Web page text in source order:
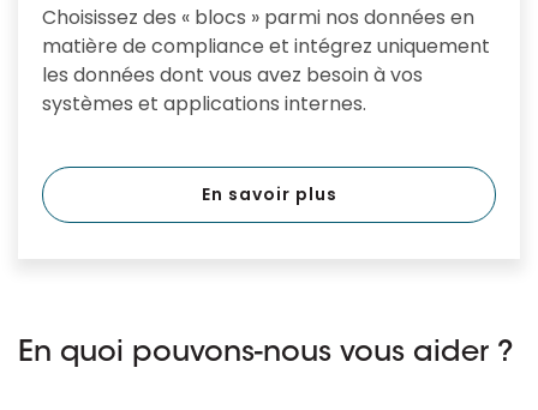
Choisissez des « blocs » parmi nos données en
matière de compliance et intégrez uniquement
les données dont vous avez besoin à vos
systèmes et applications internes.
En savoir plus
En quoi pouvons-nous vous aider ?